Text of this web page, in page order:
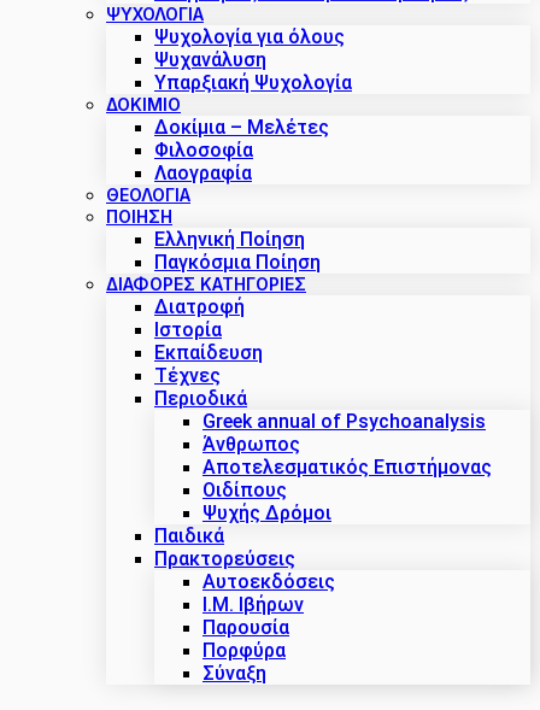
ΨΥΧΟΛΟΓΙΑ
Ψυχολογία για όλους
Ψυχανάλυση
Υπαρξιακή Ψυχολογία
ΔΟΚΊΜΙΟ
Δοκίμια – Μελέτες
Φιλοσοφία
Λαογραφία
ΘΕΟΛΟΓΙΑ
ΠΟΙΗΣΗ
Ελληνική Ποίηση
Παγκόσμια Ποίηση
ΔΙΑΦΟΡΕΣ ΚΑΤΗΓΟΡΙΕΣ
Διατροφή
Ιστορία
Εκπαίδευση
Τέχνες
Περιοδικά
Greek annual of Psychoanalysis
Άνθρωπος
Αποτελεσματικός Επιστήμονας
Οιδίπους
Ψυχής Δρόμοι
Παιδικά
Πρακτoρεύσεις
Αυτοεκδόσεις
Ι.Μ. Ιβήρων
Παρουσία
Πορφύρα
Σύναξη